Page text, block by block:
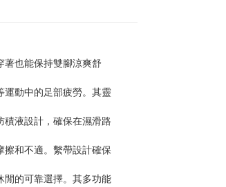
著也能保持雙腳涼爽舒
運動中的足部疲勞。其靈
積液設計，確保在濕滑路
擦和不適。繫帶設計確保
閒的可靠選擇。其多功能